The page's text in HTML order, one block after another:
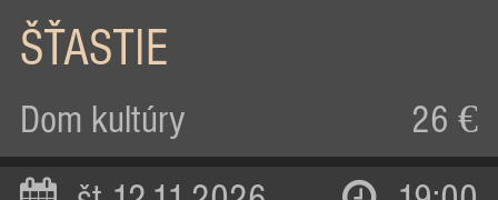
ŠŤASTIE
Dom kultúry 26 €